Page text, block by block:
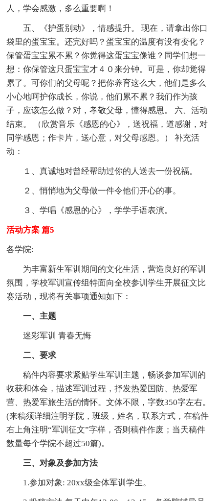
人，学会感激，多么重要啊！
五、《护蛋别动》，情感提升。 现在，请拿出你口
袋里的蛋宝宝。还完好吗？蛋宝宝的温度有没有变化？
保管蛋宝宝累不累？你觉得这蛋宝宝像谁？同学们想一
想：你保管这只蛋宝宝才４０来分钟。可是，你却觉得
累了。可你们的父母呢？把你养育这么大，他们是多么
小心地呵护你成长，你说，他们累不累？我们作为孩
子，应该怎么做？对，孝敬父母，懂得感恩。 六、活动
结束。 （欣赏音乐《感恩的心》，送祝福，道感谢，对
同学感恩；作卡片，送心意，对父母感恩。） 补充活
动：
１、真诚地对曾经帮助过你的人送去一份祝福。
２、悄悄地为父母做一件令他们开心的事。
３、学唱《感恩的心》，学学手语表演。
活动方案 篇5
各学院:
为丰富新生军训期间的文化生活，营造良好的军训
氛围，学校军训宣传组特面向全校参训学生开展征文比
赛活动，现将有关事项通知如下：
一、主题
迷彩军训 青春无悔
二、要求
稿件内容要求紧贴学生军训主题，畅谈参加军训的
收获和体会，描述军训过程，抒发热爱国防、热爱军
营、热爱军旅生活的情怀。文体不限，字数350字左右。
(来稿须详细注明学院，班级，姓名，联系方式，在稿件
右上角注明“军训征文”字样，否则稿件作废；当天稿件
数量每个学院不超过50篇)。
三、对象及参加方法
1.参加对象: 20xx级全体军训学生。